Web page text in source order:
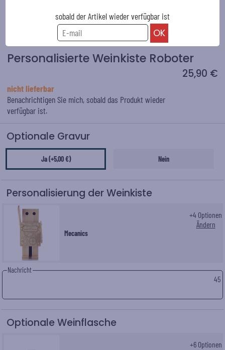
Personalisierte Weinkiste Roboter
25,90 €
nicht lieferbar
Benachrichtigen Sie mich, sobald das Produkt wieder
verfügbar ist.
Optionale Gravur
Ja (+5,00 €) Nein
Personalisierung der Weinkiste
Mecanics
+4 Optionen
Ändern
Nachricht
45
Optionale Weinflasche
+6 Optionen
sobald der Artikel wieder verfügbar ist